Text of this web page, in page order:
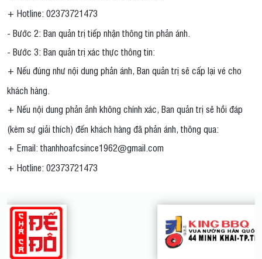
+ Hotline: 02373721473
- Bước 2: Ban quản trị tiếp nhận thông tin phản ánh.
- Bước 3: Ban quản trị xác thực thông tin:
+ Nếu đúng như nội dung phản ánh, Ban quản trị sẽ cấp lại vé cho
khách hàng.
+ Nếu nội dung phản ảnh không chính xác, Ban quản trị sẽ hồi đáp
(kèm sự giải thích) đến khách hàng đã phản ánh, thông qua:
+ Email: thanhhoafcsince1962@gmail.com
+ Hotline: 02373721473